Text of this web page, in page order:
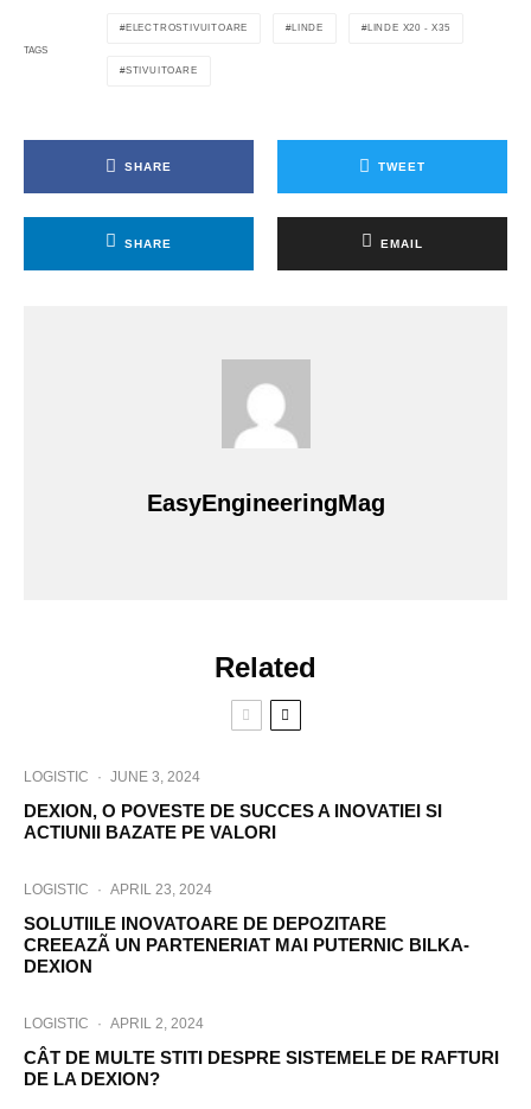
TAGS
ELECTROSTIVUITOARE LINDE LINDE X20 - X35
STIVUITOARE
SHARE TWEET
SHARE EMAIL
EasyEngineeringMag
Related
LOGISTIC · JUNE 3, 2024
DEXION, O POVESTE DE SUCCES A INOVATIEI SI
ACTIUNII BAZATE PE VALORI
LOGISTIC · APRIL 23, 2024
SOLUTIILE INOVATOARE DE DEPOZITARE
CREEAZÃ UN PARTENERIAT MAI PUTERNIC BILKA-
DEXION
LOGISTIC · APRIL 2, 2024
CÂT DE MULTE STITI DESPRE SISTEMELE DE RAFTURI
DE LA DEXION?